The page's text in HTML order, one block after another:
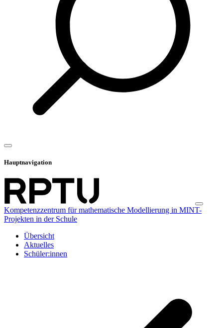
Hauptnavigation
Kompetenzzentrum für mathematische Modellierung in MINT-
Projekten in der Schule
Übersicht
Aktuelles
Schüler:innen